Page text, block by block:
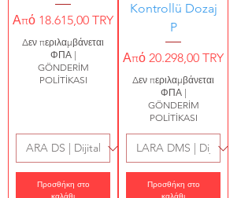
Από 18.615,00 TRY
Τιμή Έκπτωσης
Δεν περιλαμβάνεται
ΦΠΑ|
GÖNDERİM
POLİTİKASI
Προσθήκη στο
Kontrollü Dozaj
P
Από 20.298,00 TRY
Τιμή Έκπτωσης
Δεν περιλαμβάνεται
ΦΠΑ|
GÖNDERİM
POLİTİKASI
Προσθήκη στο